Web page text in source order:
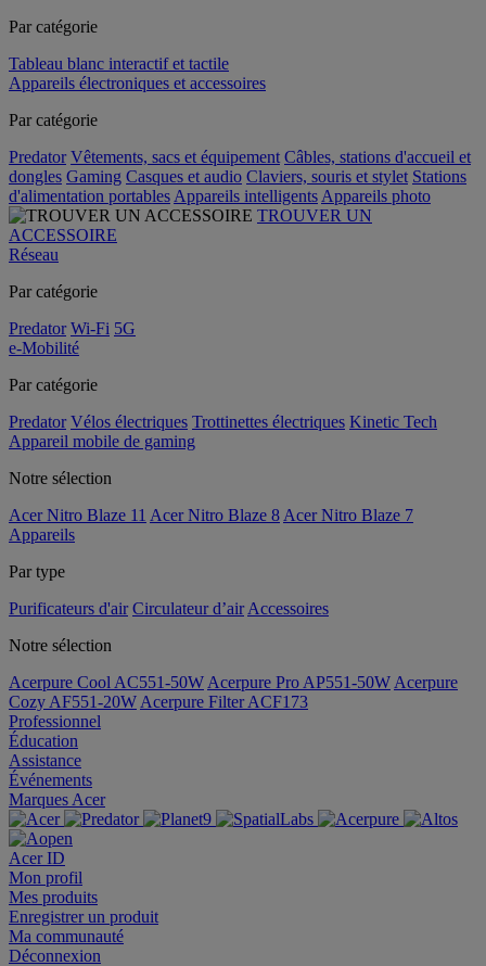
Par catégorie
Tableau blanc interactif et tactile
Appareils électroniques et accessoires
Par catégorie
Predator Vêtements, sacs et équipement Câbles, stations d'accueil et
dongles Gaming Casques et audio Claviers, souris et stylet Stations
d'alimentation portables Appareils intelligents Appareils photo
TROUVER UN
ACCESSOIRE
Réseau
Par catégorie
Predator Wi-Fi 5G
e-Mobilité
Par catégorie
Predator Vélos électriques Trottinettes électriques Kinetic Tech
Appareil mobile de gaming
Notre sélection
Acer Nitro Blaze 11 Acer Nitro Blaze 8 Acer Nitro Blaze 7
Appareils
Par type
Purificateurs d'air Circulateur d’air Accessoires
Notre sélection
Acerpure Cool AC551-50W Acerpure Pro AP551-50W Acerpure
Cozy AF551-20W Acerpure Filter ACF173
Professionnel
Éducation
Assistance
Événements
Marques Acer
Acer ID
Mon profil
Mes produits
Enregistrer un produit
Ma communauté
Déconnexion